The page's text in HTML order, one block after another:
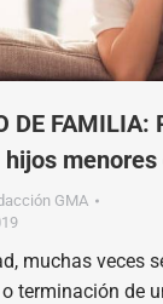
DE FAMILIA:
menores
GMA
muchas veces
terminación de